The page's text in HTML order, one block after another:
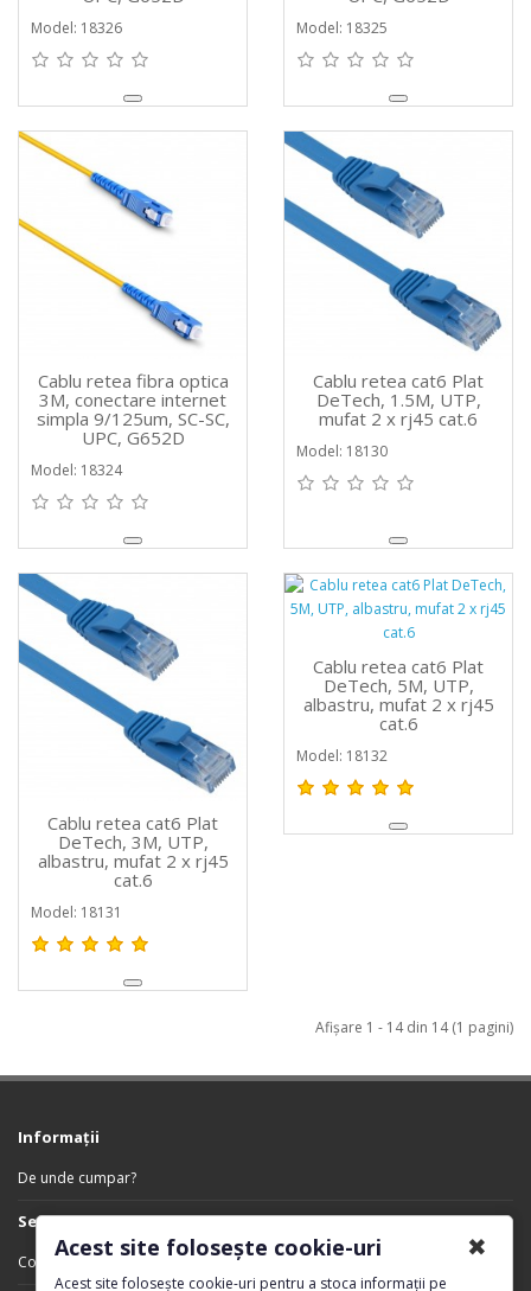
Model: 18326 Model: 18325
Cablu retea fibra optica
3M, conectare internet
simpla 9/125um, SC-SC,
UPC, G652D
Model: 18324
Cablu retea cat6 Plat
DeTech, 1.5M, UTP,
mufat 2 x rj45 cat.6
Model: 18130
Cablu retea cat6 Plat
DeTech, 3M, UTP,
albastru, mufat 2 x rj45
cat.6
Model: 18131
Cablu retea cat6 Plat
DeTech, 5M, UTP,
albastru, mufat 2 x rj45
cat.6
Model: 18132
Afişare 1 - 14 din 14 (1 pagini)
Informaţii
De unde cumpar?
Servicii Clienţi
Contact
Acest site folosește cookie-uri ✖
Acest site folosește cookie-uri pentru a stoca informații pe